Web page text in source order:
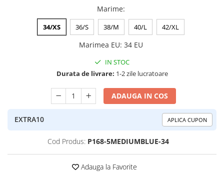
Marime:
34/XS 36/S 38/M 40/L 42/XL
Marimea EU: 34 EU
IN STOC
Durata de livrare: 1-2 zile lucratoare
ADAUGA IN COS
EXTRA10 APLICA CUPON
Cod Produs: P168-5MEDIUMBLUE-34
Adauga la Favorite